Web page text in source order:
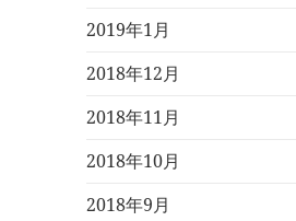
2019年1月
2018年12月
2018年11月
2018年10月
2018年9月